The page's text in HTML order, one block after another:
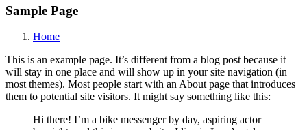
Sample Page
Home
This is an example page. It’s different from a blog post because it
will stay in one place and will show up in your site navigation (in
most themes). Most people start with an About page that introduces
them to potential site visitors. It might say something like this:
Hi there! I’m a bike messenger by day, aspiring actor